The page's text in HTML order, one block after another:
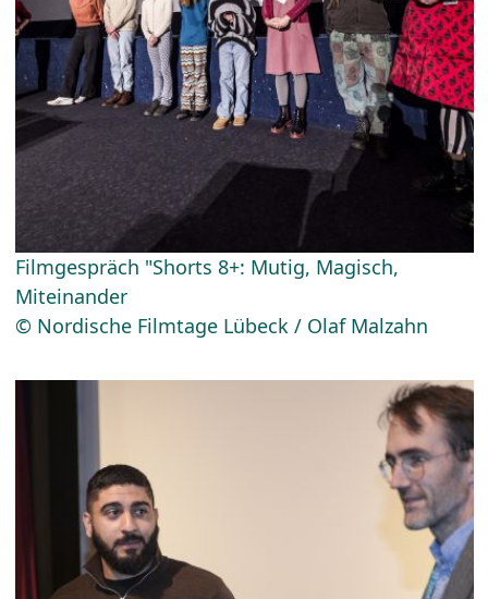
Filmgespräch "Shorts 8+: Mutig, Magisch,
Miteinander
© Nordische Filmtage Lübeck / Olaf Malzahn